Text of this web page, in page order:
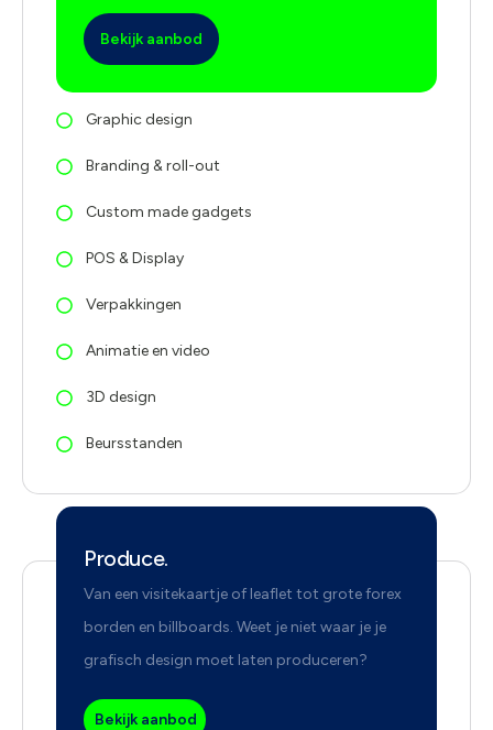
Bekijk aanbod
Graphic design
Branding & roll-out
Custom made gadgets
POS & Display
Verpakkingen
Animatie en video
3D design
Beursstanden
Produce.
Van een visitekaartje of leaflet tot grote forex
borden en billboards. Weet je niet waar je je
grafisch design moet laten produceren?
Bekijk aanbod